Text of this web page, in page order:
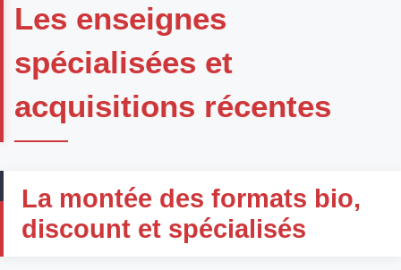
Les enseignes
spécialisées et
acquisitions récentes
La montée des formats bio,
discount et spécialisés